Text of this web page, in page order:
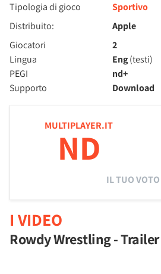
Tipologia di gioco
Sportivo
Distribuito:
Apple
Giocatori
2
Lingua
Eng(testi)
PEGI
nd+
Supporto
Download
MULTIPLAYER.IT
ND
IL TUO VOTO
I VIDEO
Rowdy Wrestling - Trailer